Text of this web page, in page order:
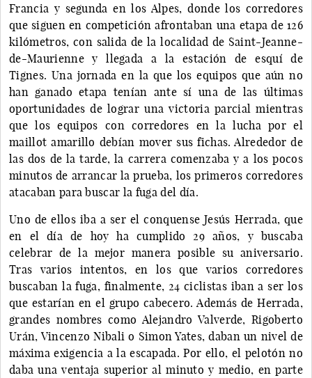
Francia y segunda en los Alpes, donde los corredores
que siguen en competición afrontaban una etapa de 126
kilómetros, con salida de la localidad de Saint-Jeanne-
de-Maurienne y llegada a la estación de esquí de
Tignes. Una jornada en la que los equipos que aún no
han ganado etapa tenían ante sí una de las últimas
oportunidades de lograr una victoria parcial mientras
que los equipos con corredores en la lucha por el
maillot amarillo debían mover sus fichas. Alrededor de
las dos de la tarde, la carrera comenzaba y a los pocos
minutos de arrancar la prueba, los primeros corredores
atacaban para buscar la fuga del día.
Uno de ellos iba a ser el conquense Jesús Herrada, que
en el día de hoy ha cumplido 29 años, y buscaba
celebrar de la mejor manera posible su aniversario.
Tras varios intentos, en los que varios corredores
buscaban la fuga, finalmente, 24 ciclistas iban a ser los
que estarían en el grupo cabecero. Además de Herrada,
grandes nombres como Alejandro Valverde, Rigoberto
Urán, Vincenzo Nibali o Simon Yates, daban un nivel de
máxima exigencia a la escapada. Por ello, el pelotón no
daba una ventaja superior al minuto y medio, en parte